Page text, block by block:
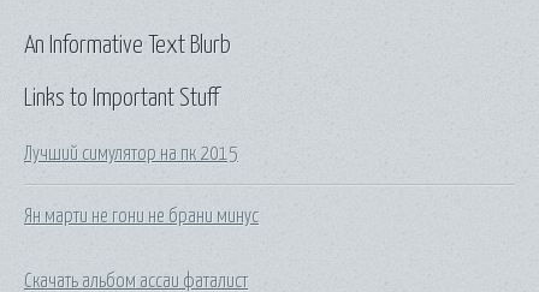
Links to Important Stuff
Лучший симулятор на пк 2015
Ян марти не гони не брани минус
Скачать альбом ассаи фаталист
An Informative Text Blurb